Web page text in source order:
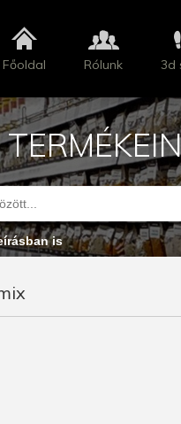
Főoldal Rólunk 3d
is